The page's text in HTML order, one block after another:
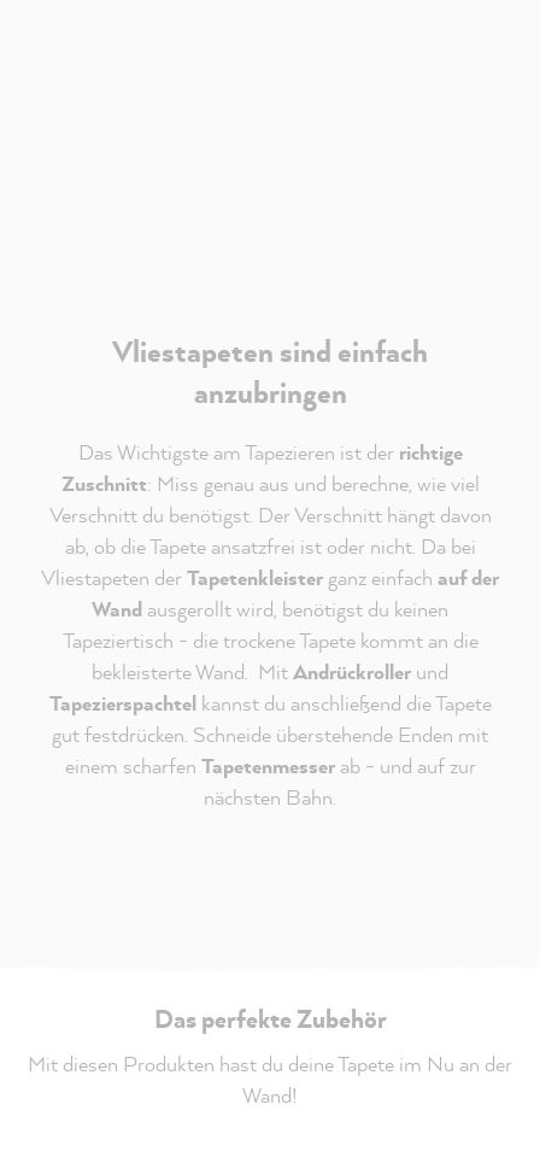
Vliestapeten sind einfach
anzubringen
Das Wichtigste am Tapezieren ist der richtige
Zuschnitt: Miss genau aus und berechne, wie viel
Verschnitt du benötigst. Der Verschnitt hängt davon
ab, ob die Tapete ansatzfrei ist oder nicht. Da bei
Vliestapeten der Tapetenkleister ganz einfach auf der
Wand ausgerollt wird, benötigst du keinen
Tapeziertisch - die trockene Tapete kommt an die
bekleisterte Wand. MitAndrückroller und
Tapezierspachtelkannst du anschließend die Tapete
gut festdrücken. Schneide überstehende Enden mit
einem scharfen Tapetenmesserab - und auf zur
nächsten Bahn.
Das perfekte Zubehör
Mit diesen Produkten hast du deine Tapete im Nu an der
Wand!